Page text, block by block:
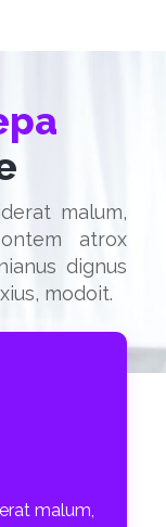
malum,
atrox
dignus
modoit.
malum,